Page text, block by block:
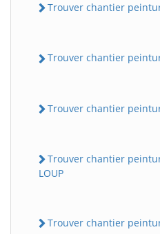
Trouver chantier
Trouver chantier
Trouver chantier
Trouver chantier
LOUP
Trouver chantier